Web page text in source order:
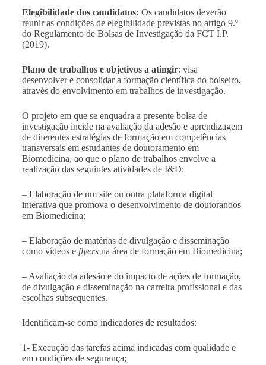
Elegibilidade dos candidatos: Os candidatos deverão
reunir as condições de elegibilidade previstas no artigo 9.º
do Regulamento de Bolsas de Investigação da FCT I.P.
(2019).
Plano de trabalhos e objetivos a atingir: visa
desenvolver e consolidar a formação científica do bolseiro,
através do envolvimento em trabalhos de investigação.
O projeto em que se enquadra a presente bolsa de
investigação incide na avaliação da adesão e aprendizagem
de diferentes estratégias de formação em competências
transversais em estudantes de doutoramento em
Biomedicina, ao que o plano de trabalhos envolve a
realização das seguintes atividades de I&D:
– Elaboração de um site ou outra plataforma digital
interativa que promova o desenvolvimento de doutorandos
em Biomedicina;
– Elaboração de matérias de divulgação e disseminação
como vídeos e flyersna área de formação em Biomedicina;
– Avaliação da adesão e do impacto de ações de formação,
de divulgação e disseminação na carreira profissional e das
escolhas subsequentes.
Identificam-se como indicadores de resultados:
1- Execução das tarefas acima indicadas com qualidade e
em condições de segurança;